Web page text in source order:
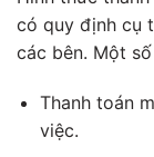
có quy định cụ
các bên. Một
Thanh toán
việc.